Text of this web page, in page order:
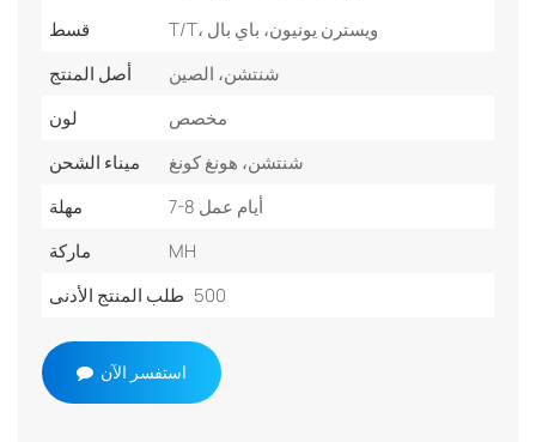
قسط
T/T، ويسترن يونيون، باي بال
أصل المنتج
شنتشن، الصين
لون
مخصص
ميناء الشحن
شنتشن، هونغ كونغ
مهلة
7-8 أيام عمل
ماركة
MH
طلب المنتج الأدنى 500
استفسر الآن